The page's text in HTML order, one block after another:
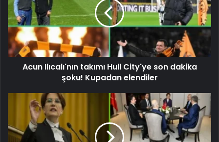
Acun Ilıcalı'nın takımı Hull City'ye son dakika
şoku! Kupadan elendiler